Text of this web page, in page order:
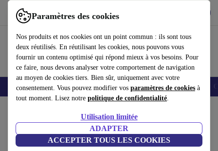
Paramètres des cookies
Nos produits et nos cookies ont un point commun : ils sont tous
deux réutilisés. En réutilisant les cookies, nous pouvons vous
fournir un contenu optimisé qui répond mieux à vos besoins. Pour
ce faire, nous devons analyser votre comportement de navigation
au moyen de cookies tiers. Bien sûr, uniquement avec votre
consentement. Vous pouvez modifier vos paramètres de cookies à
tout moment. Lisez notre politique de confidentialité.
Utilisation limitée
ADAPTER
ACCEPTER TOUS LES COOKIES
Utilisez refurbed rapidement et facilement
Smartphones Laptops Tablettes Montres connectées Accessoires
Ordinateurs de bureau:
Ordinateurs de bureau certifiés reconditionnés à moins de 3100€ –